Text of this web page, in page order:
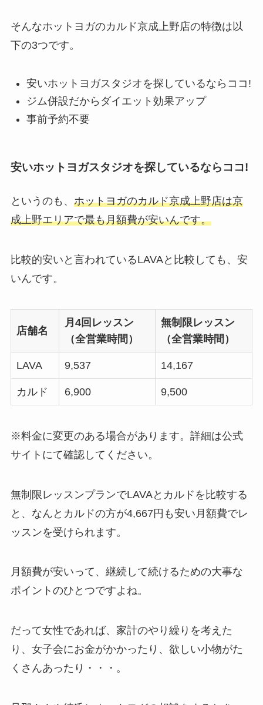
そんなホットヨガのカルド京成上野店の特徴は以
下の3つです。
安いホットヨガスタジオを探しているならココ!
ジム併設だからダイエット効果アップ
事前予約不要
安いホットヨガスタジオを探しているならココ!
というのも、 ホットヨガのカルド京成上野店は京
成上野エリアで最も月額費が安いんです。
比較的安いと言われているLAVAと比較しても、安
いんです。
店舗名
月4回レッスン
（全営業時間）
無制限レッスン
（全営業時間）
LAVA 9,537 14,167
カルド 6,900 9,500
※料金に変更のある場合があります。詳細は公式
サイトにて確認してください。
無制限レッスンプランでLAVAとカルドを比較する
と、なんと カルドの方が4,667円も安い月額費でレ
ッスンを受けられます。
月額費が安いって、継続して続けるための大事な
ポイントのひとつですよね。
だって女性であれば、家計のやり繰りを考えた
り、女子会にお金がかかったり、欲しい小物がた
くさんあったり・・・。